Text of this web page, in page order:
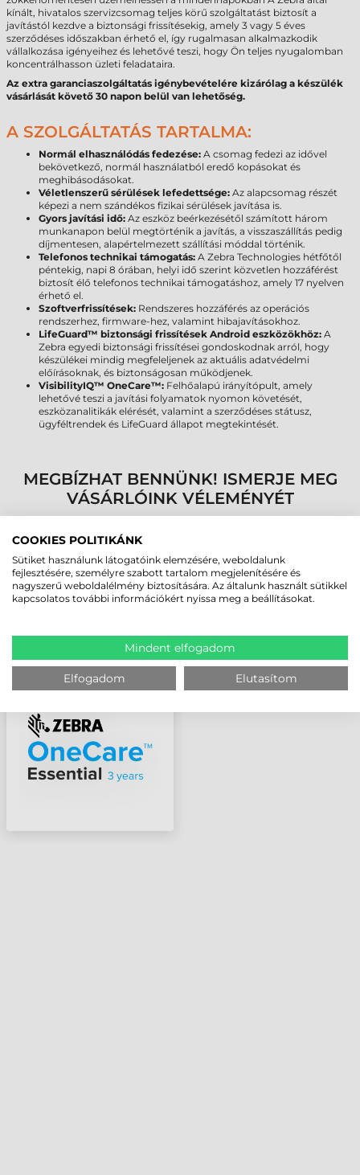
kínált, hivatalos szervizcsomag teljes körű szolgáltatást biztosít a
javítástól kezdve a biztonsági frissítésekig, amely 3 vagy 5 éves
szerződéses időszakban érhető el, így rugalmasan alkalmazkodik
vállalkozása igényeihez és lehetővé teszi, hogy Ön teljes nyugalomban
koncentrálhasson üzleti feladataira.
Az extra garanciaszolgáltatás igénybevételére kizárólag a készülék
vásárlását követő 30 napon belül van lehetőség.
A SZOLGÁLTATÁS TARTALMA:
Normál elhasználódás fedezése: A csomag fedezi az idővel
bekövetkező, normál használatból eredő kopásokat és
meghibásodásokat.
Véletlenszerű sérülések lefedettsége: Az alapcsomag részét
képezi a nem szándékos fizikai sérülések javítása is.
Gyors javítási idő: Az eszköz beérkezésétől számított három
munkanapon belül megtörténik a javítás, a visszaszállítás pedig
díjmentesen, alapértelmezett szállítási móddal történik.
Telefonos technikai támogatás: A Zebra Technologies hétfőtől
péntekig, napi 8 órában, helyi idő szerint közvetlen hozzáférést
biztosít élő telefonos technikai támogatáshoz, amely 17 nyelven
érhető el.
Szoftverfrissítések: Rendszeres hozzáférés az operációs
rendszerhez, firmware-hez, valamint hibajavításokhoz.
LifeGuard™ biztonsági frissítések Android eszközökhöz: A
Zebra egyedi biztonsági frissítései gondoskodnak arról, hogy
készülékei mindig megfeleljenek az aktuális adatvédelmi
előírásoknak, és biztonságosan működjenek.
VisibilityIQ™ OneCare™: Felhőalapú irányítópult, amely
lehetővé teszi a javítási folyamatok nyomon követését,
eszközanalitikák elérését, valamint a szerződéses státusz,
ügyféltrendek és LifeGuard állapot megtekintését.
MEGBÍZHAT BENNÜNK! ISMERJE MEG
VÁSÁRLÓINK VÉLEMÉNYÉT
KÖVESSE BE YOUTUBE CSATORNÁNKAT!
LEGUTÓBB MEGTEKINTETT TERMÉKEK
ZEBRA ONECARE
ESSENTIAL 3 ÉV
GARANCIA TC56
COOKIES POLITIKÁNK
Sütiket használunk látogatóink elemzésére, weboldalunk
fejlesztésére, személyre szabott tartalom megjelenítésére és
nagyszerű weboldalélmény biztosítására. Az általunk használt sütikkel
kapcsolatos további információkért nyissa meg a beállításokat.
Mindent elfogadom
Elfogadom Elutasítom